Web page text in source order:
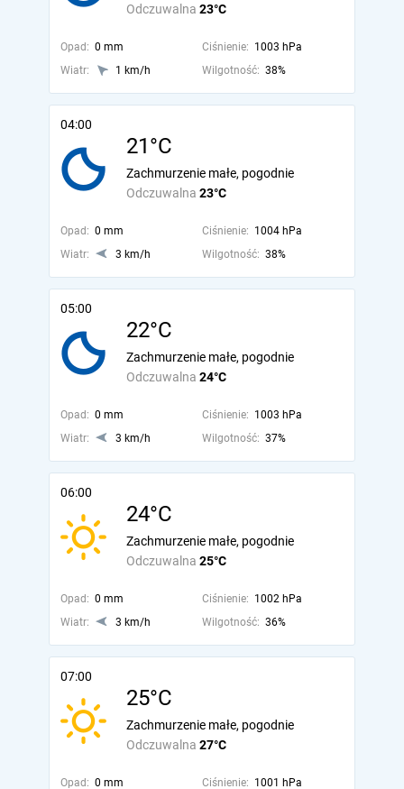
Odczuwalna 23°C
Opad: 0 mm Ciśnienie: 1003 hPa
Wiatr:
1 km/h Wilgotność: 38%
04:00
21°C
Odczuwalna 23°C
Zachmurzenie małe, pogodnie
Opad: 0 mm Ciśnienie: 1004 hPa
Wiatr:
3 km/h Wilgotność: 38%
05:00
22°C
Odczuwalna 24°C
Zachmurzenie małe, pogodnie
Opad: 0 mm Ciśnienie: 1003 hPa
Wiatr:
3 km/h Wilgotność: 37%
06:00
24°C
Odczuwalna 25°C
Zachmurzenie małe, pogodnie
Opad: 0 mm Ciśnienie: 1002 hPa
Wiatr:
3 km/h Wilgotność: 36%
07:00
25°C
Odczuwalna 27°C
Zachmurzenie małe, pogodnie
Opad: 0 mm Ciśnienie: 1001 hPa